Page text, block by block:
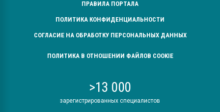
ПРАВИЛА ПОРТАЛА
ПОЛИТИКА КОНФИДЕНЦИАЛЬНОСТИ
СОГЛАСИЕ НА ОБРАБОТКУ ПЕРСОНАЛЬНЫХ ДАННЫХ
ПОЛИТИКА В ОТНОШЕНИИ ФАЙЛОВ COOKIE
>13 000
зарегистрированных специалистов